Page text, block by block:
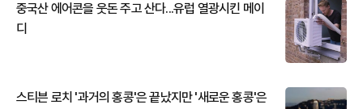
중국산 에어콘을 웃돈 주고 산다...유럽 열광시킨 메이
디
스티븐 로치 '과거의 홍콩'은 끝났지만 '새로운 홍콩'은